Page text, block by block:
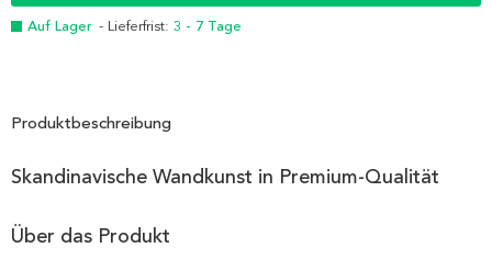
Auf Lager - Lieferfrist: 3 - 7 Tage
Produktbeschreibung
Skandinavische Wandkunst in Premium-Qualität
Über das Produkt